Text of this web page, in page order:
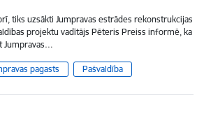
tiks uzsākti Jumpravas estrādes rekonstrukcijas
projektu vadītājs Pēteris Preiss informē, ka
Jumpravas…
pagasts Pašvaldība